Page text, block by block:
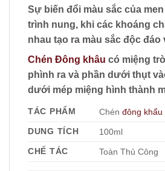
Sự biến đổi màu sắc của
trình nung, khi các khoáng
nhau tạo ra màu sắc độc đáo
Chén Đông khâu có miệng
phình ra và phần dưới thụt
dưới mép miệng hình thành
TÁC PHẨM Chénđông khẩu
DUNG TÍCH
100ml
CHẾ TÁC
Toàn Thủ Công